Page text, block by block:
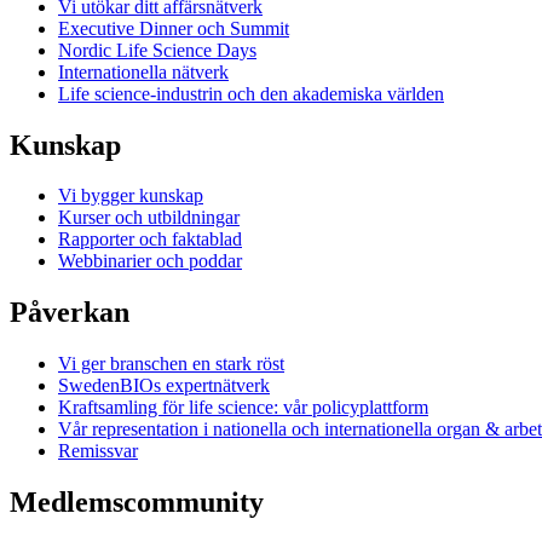
Vi utökar ditt affärsnätverk
Executive Dinner och Summit
Nordic Life Science Days
Internationella nätverk
Life science-industrin och den akademiska världen
Kunskap
Vi bygger kunskap
Kurser och utbildningar
Rapporter och faktablad
Webbinarier och poddar
Påverkan
Vi ger branschen en stark röst
SwedenBIOs expertnätverk
Kraftsamling för life science: vår policyplattform
Vår representation i nationella och internationella organ &
Remissvar
Medlemscommunity